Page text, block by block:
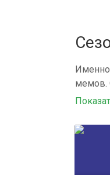
Именно
мемов.